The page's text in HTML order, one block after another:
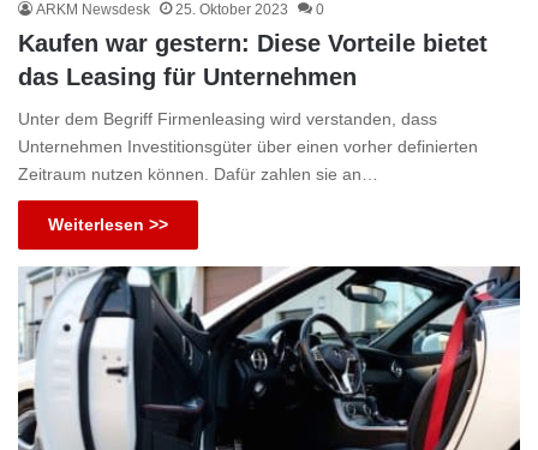
ARKM Newsdesk 25. Oktober 2023 0
Kaufen war gestern: Diese Vorteile bietet
das Leasing für Unternehmen
Unter dem Begriff Firmenleasing wird verstanden, dass
Unternehmen Investitionsgüter über einen vorher definierten
Zeitraum nutzen können. Dafür zahlen sie an…
Weiterlesen >>